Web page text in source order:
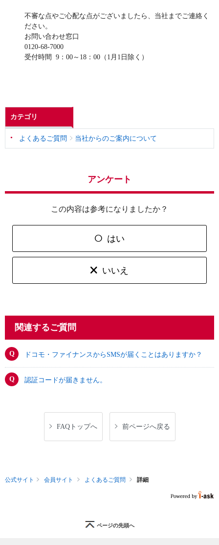
不審な点やご心配な点がございましたら、当社までご連絡く
ださい。
お問い合わせ窓口
0120-68-7000
受付時間 9：00～18：00（1月1日除く）
カテゴリ
よくあるご質問 当社からのご案内について
アンケート
この内容は参考になりましたか？
はい
いいえ
関連するご質問
ドコモ・ファイナンスからSMSが届くことはありますか？
認証コードが届きません。
FAQトップへ 前ページへ戻る
公式サイト 会員サイト よくあるご質問 詳細
ページの先頭へ